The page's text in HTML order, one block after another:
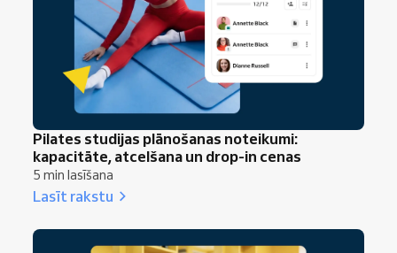
Pilates studijas plānošanas noteikumi:
kapacitāte, atcelšana un drop-in cenas
5 min lasīšana
Lasīt rakstu